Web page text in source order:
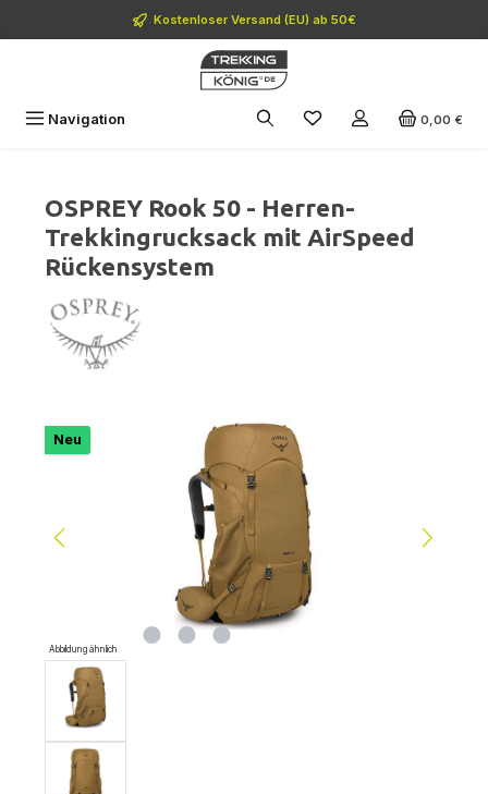
Zum Hauptinhalt springenKostenloser Versand (EU) ab 50€
Navigation 0,00 €
OSPREY Rook 50 - Herren-
Trekkingrucksack mit AirSpeed
Rückensystem
Bildergalerie überspringen
Neu
Abbildung ähnlich